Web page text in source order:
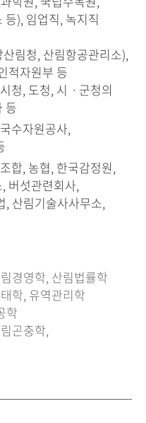
), 임업직, 녹지직
림청, 산림항공관리소),
적자원부 등
청, 도청, 시ㆍ군청의
등
수자원공사,
합, 농협, 한국감정원,
버섯관련회사,
, 산림기술사사무소,
경영학, 산림법률학
학, 유역관리학
학
곤충학,